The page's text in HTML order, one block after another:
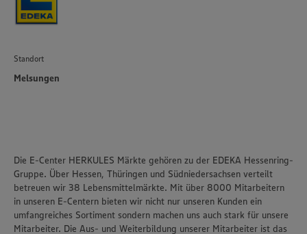
Standort
Melsungen
Die E-Center HERKULES Märkte gehören zu der EDEKA Hessenring-
Gruppe. Über Hessen, Thüringen und Südniedersachsen verteilt
betreuen wir 38 Lebensmittelmärkte. Mit über 8000 Mitarbeitern
in unseren E-Centern bieten wir nicht nur unseren Kunden ein
umfangreiches Sortiment sondern machen uns auch stark für unsere
Mitarbeiter. Die Aus- und Weiterbildung unserer Mitarbeiter ist das